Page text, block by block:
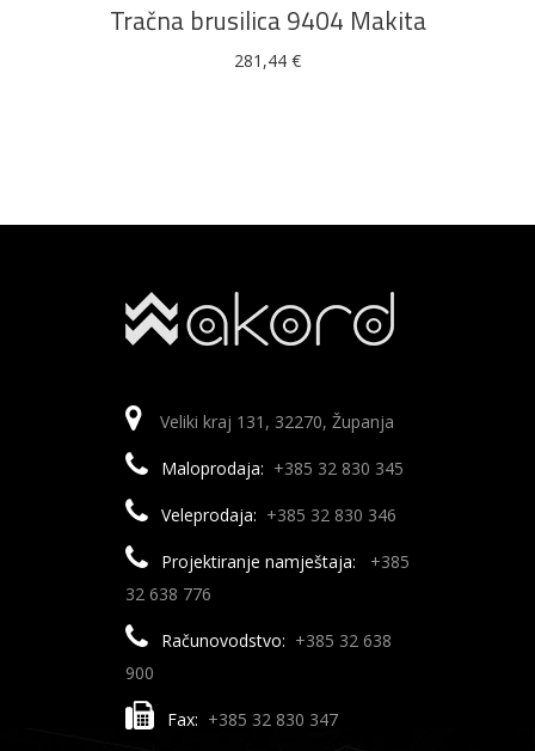
Tračna brusilica 9404 Makita
281,44 €
Veliki kraj 131, 32270, Županja
Maloprodaja: +385 32 830 345
Veleprodaja: +385 32 830 346
Projektiranje namještaja:
+385
32 638 776
Računovodstvo: +385 32 638
900
Fax: +385 32 830 347